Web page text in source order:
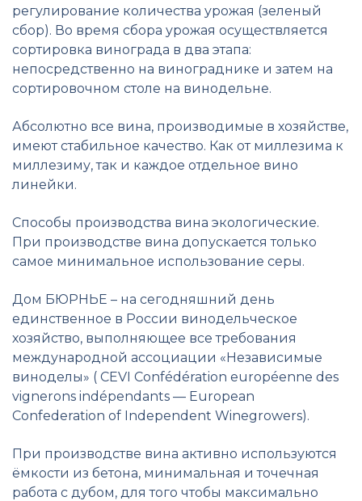
регулирование количества урожая (зеленый
сбор). Во время сбора урожая осуществляется
сортировка винограда в два этапа:
непосредственно на винограднике и затем на
сортировочном столе на винодельне.
Абсолютно все вина, производимые в хозяйстве,
имеют стабильное качество. Как от миллезима к
миллезиму, так и каждое отдельное вино
линейки.
Способы производства вина экологические.
При производстве вина допускается только
самое минимальное использование серы.
Дом БЮРНЬЕ – на сегодняшний день
единственное в России винодельческое
хозяйство, выполняющее все требования
международной ассоциации «Независимые
виноделы» ( CEVI Confédération européenne des
vignerons indépendants — European
Confederation of Independent Winegrowers).
При производстве вина активно используются
ёмкости из бетона, минимальная и точечная
работа с дубом, для того чтобы максимально